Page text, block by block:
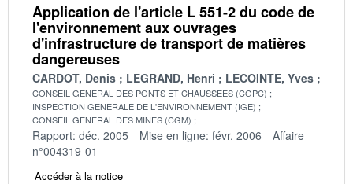
Application de l'article L 551-2 du code de
l'environnement aux ouvrages
d'infrastructure de transport de matières
dangereuses
CARDOT, Denis LEGRAND, Henri LECOINTE, Yves
CONSEIL GENERAL DES PONTS ET CHAUSSEES (CGPC)
INSPECTION GENERALE DE L'ENVIRONNEMENT (IGE)
CONSEIL GENERAL DES MINES (CGM)
Rapport: déc. 2005 Mise en ligne: févr. 2006
Affaire
n°004319-01
Accéder à la notice